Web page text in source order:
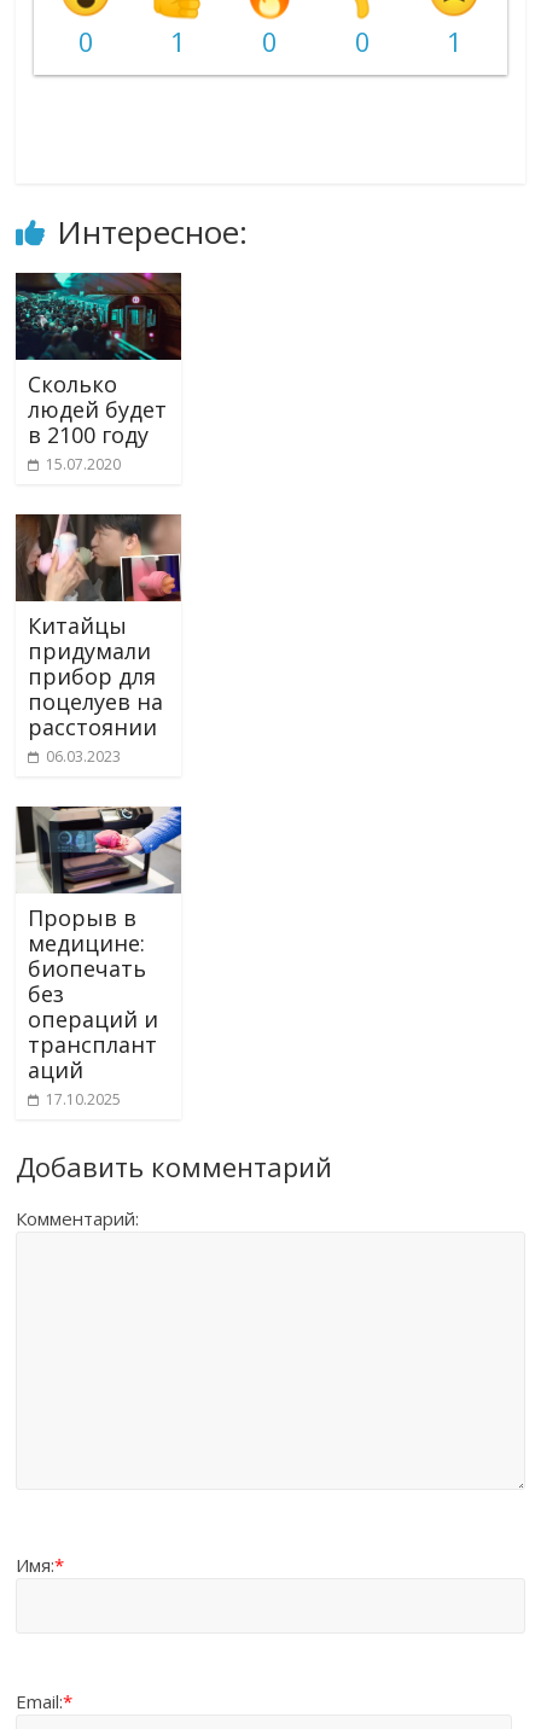
0 1 0 0 1
Интересное:
Сколько
людей будет
в 2100 году
15.07.2020
Китайцы
придумали
прибор для
поцелуев на
расстоянии
06.03.2023
Прорыв в
медицине:
биопечать
без
операций и
трансплант
аций
17.10.2025
Добавить комментарий
Комментарий:
Имя:*
Email:*